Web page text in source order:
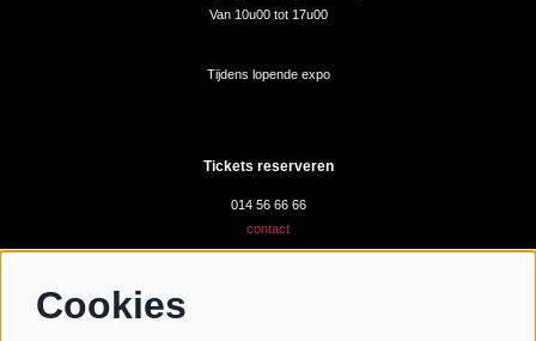
Van 10u00 tot 17u00
Tijdens lopende expo
Tickets reserveren
014 56 66 66
contact
Cookies